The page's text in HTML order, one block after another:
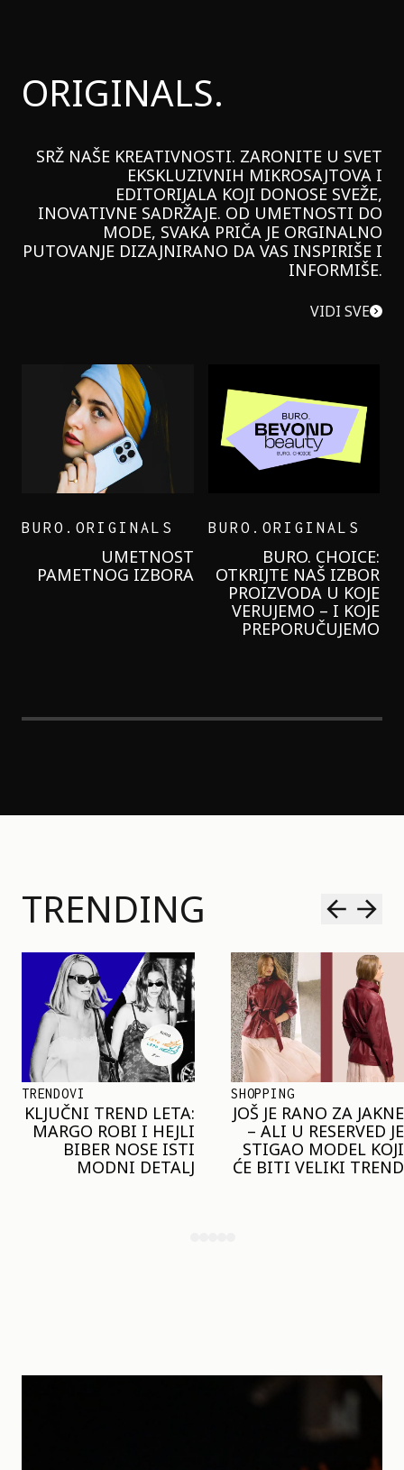
ORIGINALS.
SRŽ NAŠE KREATIVNOSTI. ZARONITE U SVET
EKSKLUZIVNIH MIKROSAJTOVA I
EDITORIJALA KOJI DONOSE SVEŽE,
INOVATIVNE SADRŽAJE. OD UMETNOSTI DO
MODE, SVAKA PRIČA JE ORGINALNO
PUTOVANJE DIZAJNIRANO DA VAS INSPIRIŠE I
INFORMIŠE.
VIDI SVE
BURO.ORIGINALS
UMETNOST
PAMETNOG IZBORA
BURO.ORIGINALS
BURO. CHOICE:
OTKRIJTE NAŠ IZBOR
PROIZVODA U KOJE
VERUJEMO – I KOJE
PREPORUČUJEMO
TRENDING
TRENDOVI
KLJUČNI TREND LETA:
MARGO ROBI I HEJLI
BIBER NOSE ISTI
MODNI DETALJ
SHOPPING
JOŠ JE RANO ZA JAKNE
– ALI U RESERVED JE
STIGAO MODEL KOJI
ĆE BITI VELIKI TREND